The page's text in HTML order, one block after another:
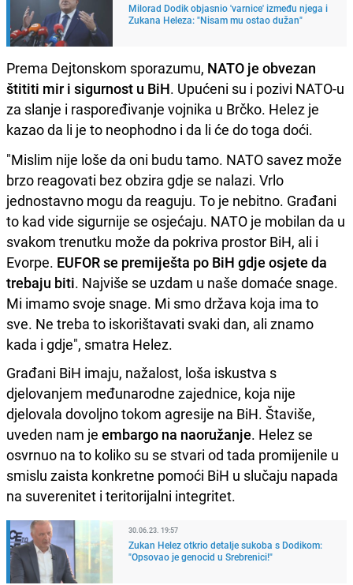
Milorad Dodik objasnio 'varnice' između njega i
Zukana Heleza: "Nisam mu ostao dužan"
Prema Dejtonskom sporazumu, NATO je obvezan
štititi mir i sigurnost u BiH. Upućeni su i pozivi NATO-u
za slanje i raspoređivanje vojnika u Brčko. Helez je
kazao da li je to neophodno i da li će do toga doći.
"Mislim nije loše da oni budu tamo. NATO savez može
brzo reagovati bez obzira gdje se nalazi. Vrlo
jednostavno mogu da reaguju. To je nebitno. Građani
to kad vide sigurnije se osjećaju. NATO je mobilan da u
svakom trenutku može da pokriva prostor BiH, ali i
Evorpe. EUFOR se premiješta po BiH gdje osjete da
trebaju biti. Najviše se uzdam u naše domaće snage.
Mi imamo svoje snage. Mi smo država koja ima to
sve. Ne treba to iskorištavati svaki dan, ali znamo
kada i gdje", smatra Helez.
Građani BiH imaju, nažalost, loša iskustva s
djelovanjem međunarodne zajednice, koja nije
djelovala dovoljno tokom agresije na BiH. Štaviše,
uveden nam je embargo na naoružanje. Helez se
osvrnuo na to koliko su se stvari od tada promijenile u
smislu zaista konkretne pomoći BiH u slučaju napada
na suverenitet i teritorijalni integritet.
30.06.23. 19:57
Zukan Helez otkrio detalje sukoba s Dodikom:
"Opsovao je genocid u Srebrenici!"